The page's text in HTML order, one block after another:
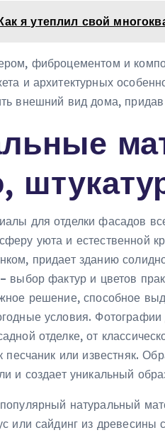
я утеплил свой
фиброцементом и
и архитектурных
внешний вид дома,
для отделки фасадов
уюта и естественной
придает зданию
выбор фактур и цветов
решение, способное
условия.
отделке, от
песчаник или известняк.
и создает уникальный
натуральный
или сайдинг из древесины